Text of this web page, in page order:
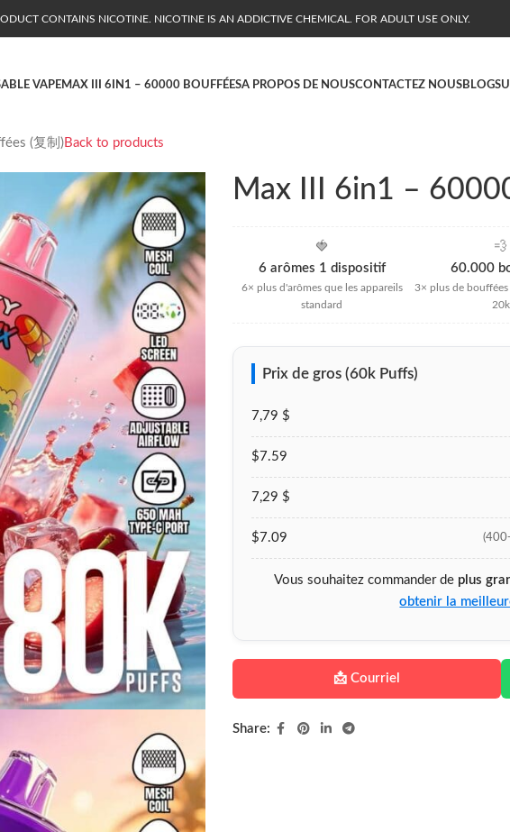
CONTAINS NICOTINE. NICOTINE IS AN ADDICTIVE CHEMICAL. FOR ADULT USE ONLY.
VAPEMAX III 6IN1 – 60000 BOUFFÉESA PROPOS DE NOUSCONTACTEZ NOUSBLOG
(复制)Back to products
Max III 6in1 –
🍓
6 arômes 1 dispositif
6× plus d'arômes que les appareils
standard
💨
60.000
3× plus de
20k
Prix de gros (60k Puffs)
7,79 $
$7.59
7,29 $
$7.09
Vous souhaitez commander de plus
obtenir la
📩 Courriel
Share: